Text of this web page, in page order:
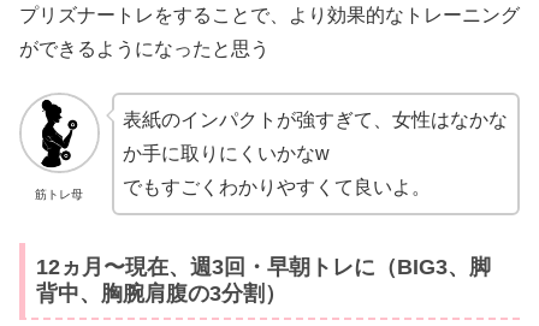
プリズナートレをすることで、より効果的なトレーニング
ができるようになったと思う
筋トレ母
表紙のインパクトが強すぎて、女性はなかな
か手に取りにくいかなw
でもすごくわかりやすくて良いよ。
12ヵ月〜現在、週3回・早朝トレに（BIG3、脚
背中、胸腕肩腹の3分割）